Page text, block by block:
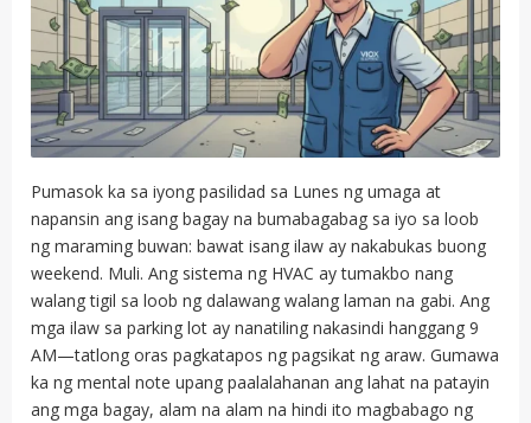
Pumasok ka sa iyong pasilidad sa Lunes ng umaga at
napansin ang isang bagay na bumabagabag sa iyo sa loob
ng maraming buwan: bawat isang ilaw ay nakabukas buong
weekend. Muli. Ang sistema ng HVAC ay tumakbo nang
walang tigil sa loob ng dalawang walang laman na gabi. Ang
mga ilaw sa parking lot ay nanatiling nakasindi hanggang 9
AM—tatlong oras pagkatapos ng pagsikat ng araw. Gumawa
ka ng mental note upang paalalahanan ang lahat na patayin
ang mga bagay, alam na alam na hindi ito magbabago ng